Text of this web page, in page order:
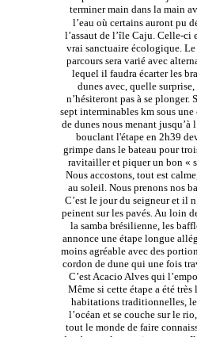
terminer main dans la main
l’eau où certains auront pu
l’assaut de l’île Caju. Celle-
vrai sanctuaire écologique.
parcours sera varié avec
lequel il faudra écarter les
dunes avec, quelle
n’hésiteront pas à se
sept interminables km sous
de dunes nous menant
bouclant l'étape en 2h39
grimpe dans le bateau pour
ravitailler et piquer un bon «
Nous accostons, tout est
au soleil. Nous prenons nos
C’est le jour du seigneur et il
peinent sur les pavés. Au loin
la samba brésilienne, les
annonce une étape longue
moins agréable avec des
cordon de dune qui une fois
C’est Acacio Alves qui
Même si cette étape a été
habitations traditionnelles, le
l’océan et se couche sur le
tout le monde de faire